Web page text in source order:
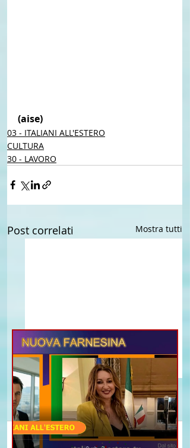
(aise)
03 - ITALIANI ALL'ESTERO
CULTURA
30 - LAVORO
Post correlati Mostra tutti
Commenti